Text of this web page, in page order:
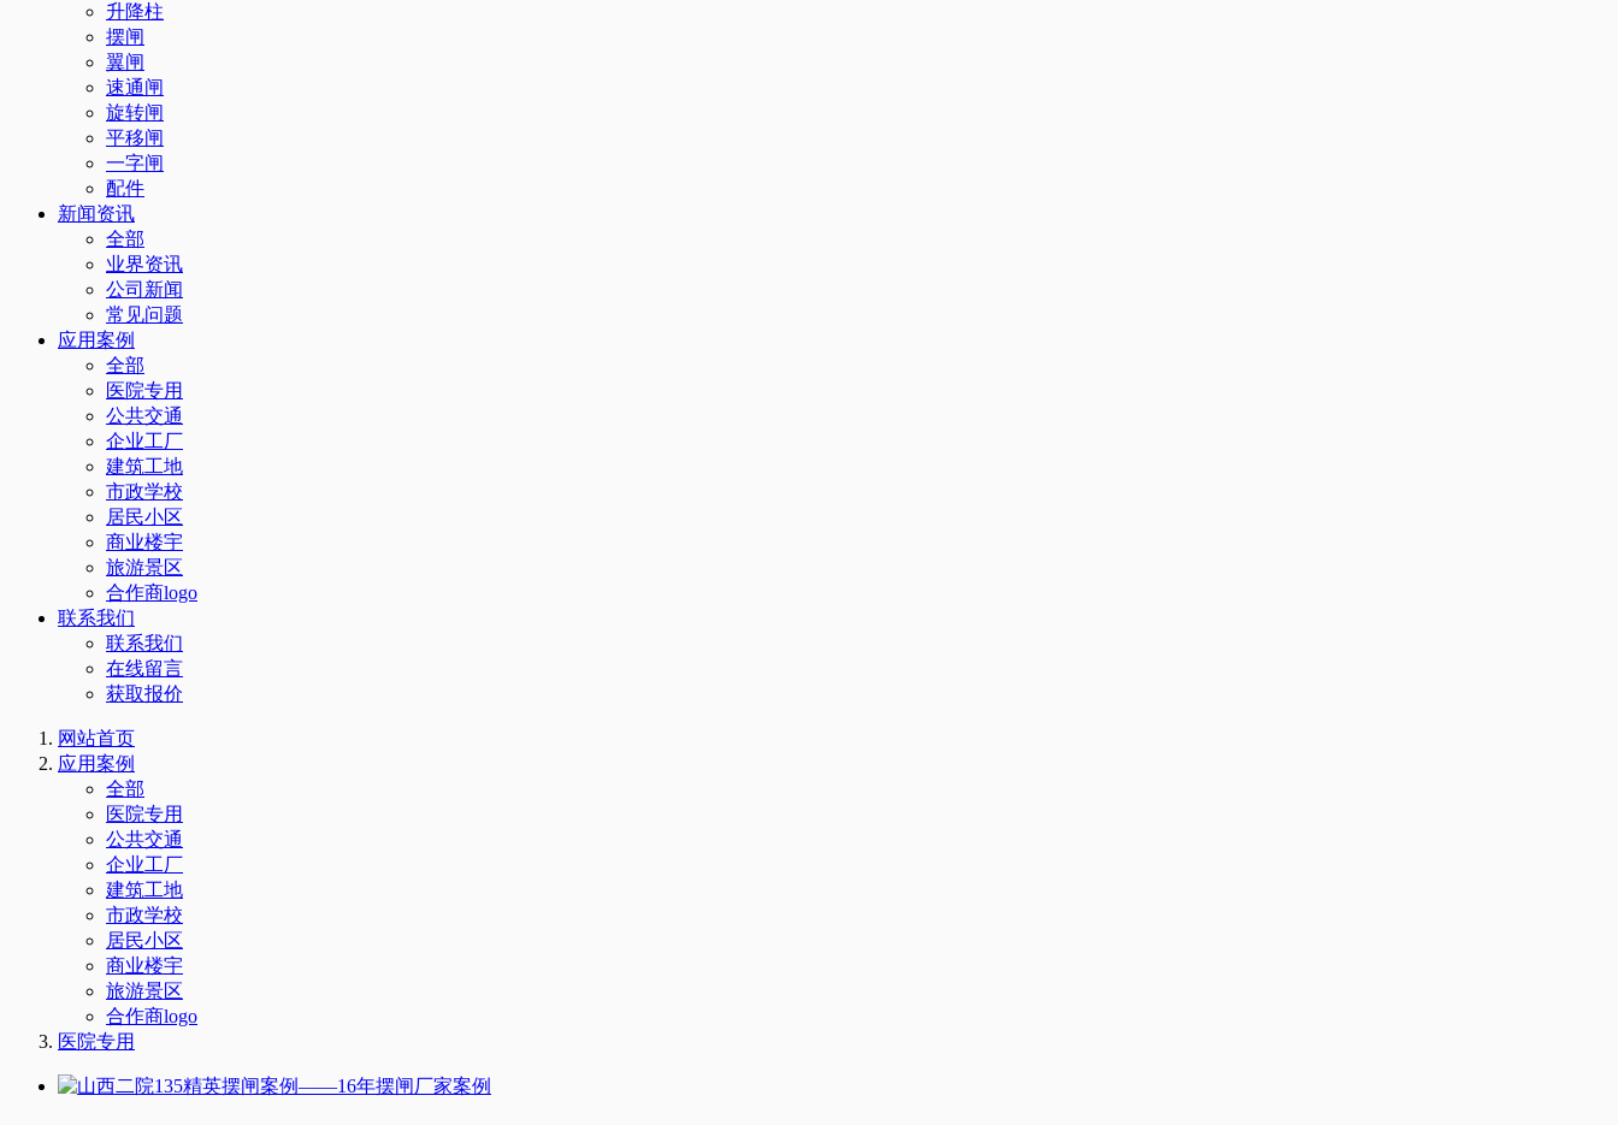
升降柱
摆闸
翼闸
速通闸
旋转闸
平移闸
一字闸
配件
新闻资讯
全部
业界资讯
公司新闻
常见问题
应用案例
全部
医院专用
公共交通
企业工厂
建筑工地
市政学校
居民小区
商业楼宇
旅游景区
合作商logo
联系我们
联系我们
在线留言
获取报价
网站首页
应用案例
全部
医院专用
公共交通
企业工厂
建筑工地
市政学校
居民小区
商业楼宇
旅游景区
合作商logo
医院专用